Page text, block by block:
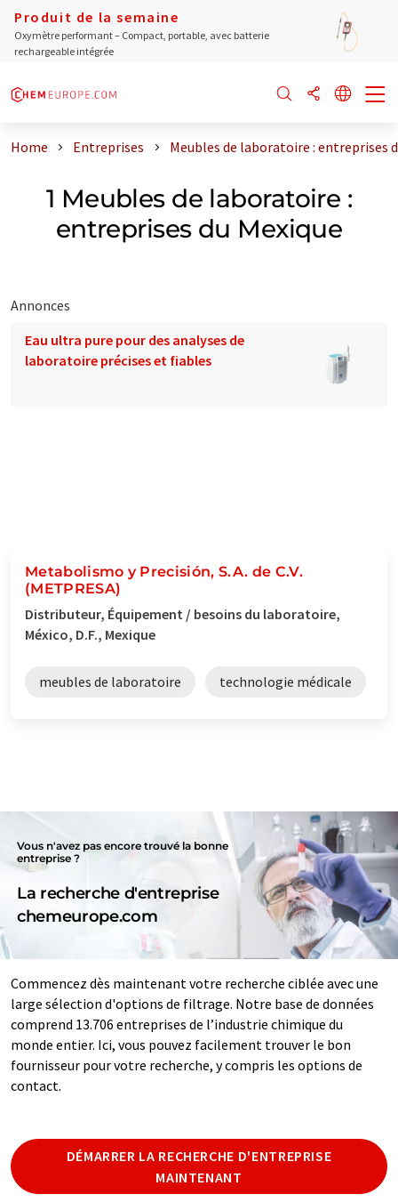
Produit de la semaine
Oxymètre performant – Compact, portable, avec batterie
rechargeable intégrée
Home Entreprises Meubles de laboratoire : entreprises
1 Meubles de laboratoire :
entreprises du Mexique
Annonces
Eau ultra pure pour des analyses de
laboratoire précises et fiables
Metabolismo y Precisión, S.A. de C.V.
(METPRESA)
Distributeur, Équipement / besoins du laboratoire,
México, D.F., Mexique
meubles de laboratoire technologie médicale
Vous n'avez pas encore trouvé la bonne
entreprise ?
La recherche d'entreprise
chemeurope.com
Commencez dès maintenant votre recherche ciblée avec une
large sélection d'options de filtrage. Notre base de données
comprend 13.706 entreprises de l’industrie chimique du
monde entier. Ici, vous pouvez facilement trouver le bon
fournisseur pour votre recherche, y compris les options de
contact.
DÉMARRER LA RECHERCHE D'ENTREPRISE
MAINTENANT